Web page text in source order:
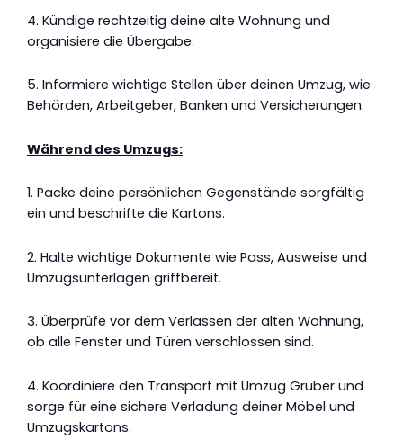
4. Kündige rechtzeitig deine alte Wohnung und
organisiere die Übergabe.
5. Informiere wichtige Stellen über deinen Umzug, wie
Behörden, Arbeitgeber, Banken und Versicherungen.
Während des Umzugs:
1. Packe deine persönlichen Gegenstände sorgfältig
ein und beschrifte die Kartons.
2. Halte wichtige Dokumente wie Pass, Ausweise und
Umzugsunterlagen griffbereit.
3. Überprüfe vor dem Verlassen der alten Wohnung,
ob alle Fenster und Türen verschlossen sind.
4. Koordiniere den Transport mit Umzug Gruber und
sorge für eine sichere Verladung deiner Möbel und
Umzugskartons.